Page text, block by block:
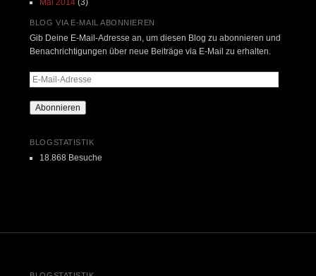
BLOG VIA E-MAIL ABONNIEREN
Gib Deine E-Mail-Adresse an, um diesen Blog zu abonnieren und
Benachrichtigungen über neue Beiträge via E-Mail zu erhalten.
E-
Mail-
Adresse
Abonnieren
BLOGSTATISTIK
18.868 Besuche